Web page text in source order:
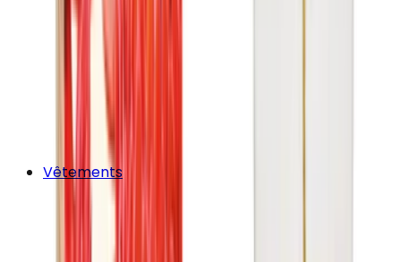
Vêtements